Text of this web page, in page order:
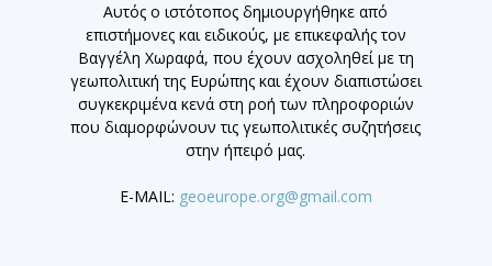
Αυτός ο ιστότοπος δημιουργήθηκε από
επιστήμονες και ειδικούς, με επικεφαλής τον
Βαγγέλη Χωραφά, που έχουν ασχοληθεί με τη
γεωπολιτική της Ευρώπης και έχουν διαπιστώσει
συγκεκριμένα κενά στη ροή των πληροφοριών
που διαμορφώνουν τις γεωπολιτικές συζητήσεις
στην ήπειρό μας.
E-MAIL: geoeurope.org@gmail.com